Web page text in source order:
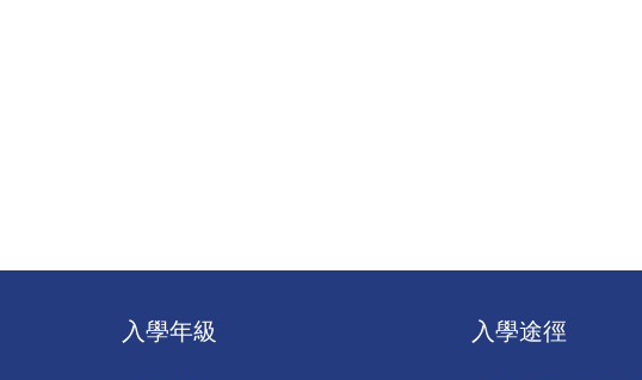
入學年級 入學途徑